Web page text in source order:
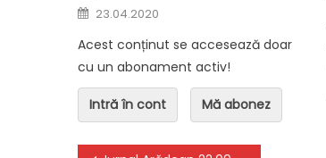
Posted on
23.04.2020
Acest conținut se accesează doar
cu un abonament activ!
Intră în cont Mă abonez